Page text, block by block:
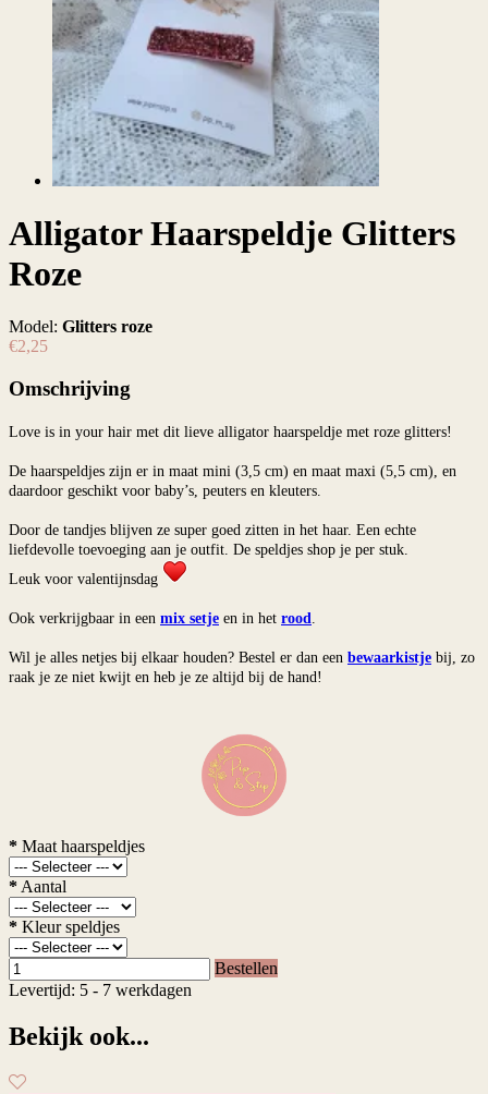
Alligator Haarspeldje Glitters
Roze
Model: Glitters roze
€2,25
Omschrijving
Love is in your hair met dit lieve alligator haarspeldje met roze glitters!
De haarspeldjes zijn er in maat mini (3,5 cm) en maat maxi (5,5 cm), en
daardoor geschikt voor baby’s, peuters en kleuters.
Door de tandjes blijven ze super goed zitten in het haar. Een echte
liefdevolle toevoeging aan je outfit. De speldjes shop je per stuk.
Leuk voor valentijnsdag
Ook verkrijgbaar in een mix setje en in het rood
Wil je alles netjes bij elkaar houden? Bestel er dan een bewaarkistje bij, zo
raak je ze niet kwijt en heb je ze altijd bij de hand!
* Maat haarspeldjes
* Aantal
* Kleur speldjes
Bestellen
Levertijd: 5 - 7 werkdagen
Bekijk ook...